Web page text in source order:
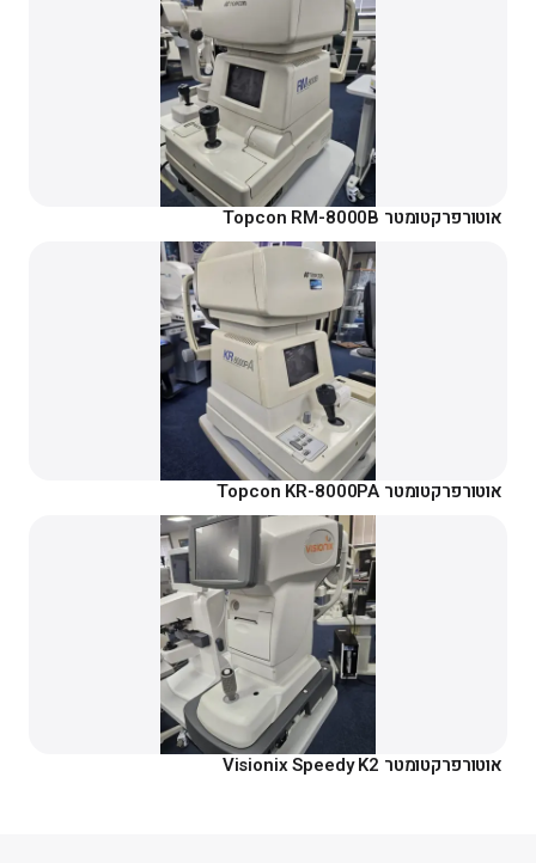
אוטורפרקטומטר Topcon RM-8000B
אוטורפרקטומטר Topcon KR-8000PA
אוטורפרקטומטר Visionix Speedy K2